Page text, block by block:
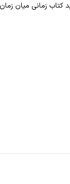
کتاب زمانی میان